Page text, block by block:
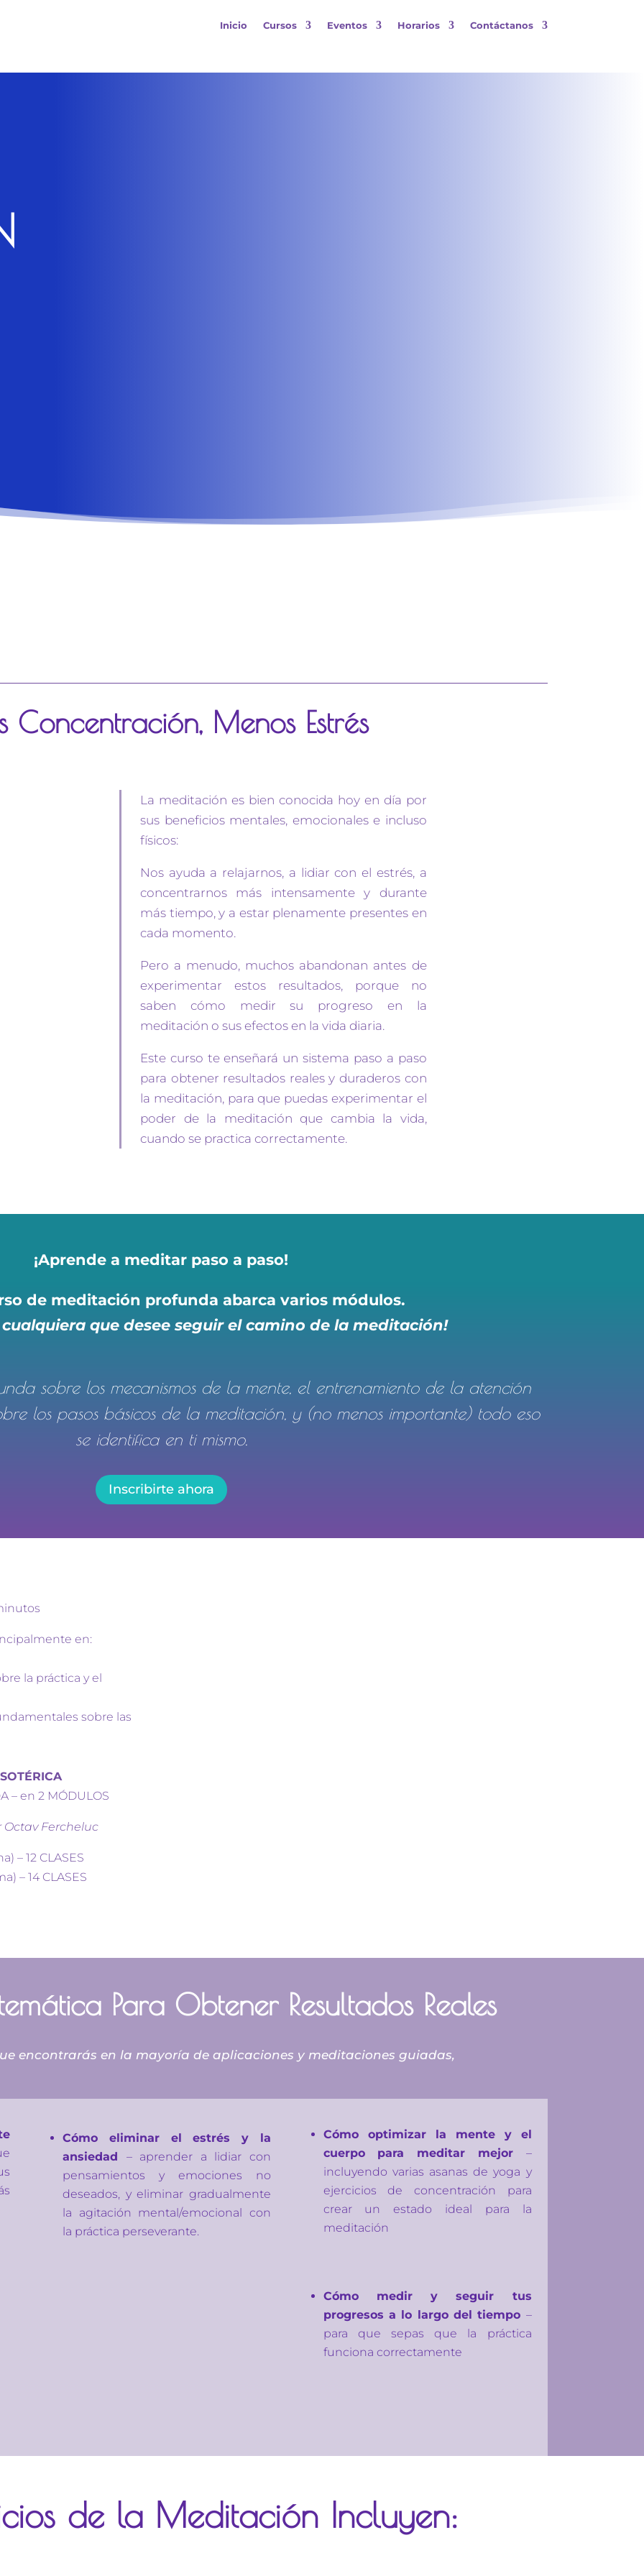
Inicio Cursos Eventos Horarios Contáctanos
Concentración, Menos Estrés
La meditación es bien conocida hoy en día por
sus beneficios mentales, emocionales e incluso
físicos:
Nos ayuda a relajarnos, a lidiar con el estrés, a
concentrarnos más intensamente y durante
más tiempo, y a estar plenamente presentes en
cada momento.
Pero a menudo, muchos abandonan antes de
experimentar estos resultados, porque no
saben cómo medir su progreso en la
meditación o sus efectos en la vida diaria.
Este curso te enseñará un sistema paso a paso
para obtener resultados reales y duraderos con
la meditación, para que puedas experimentar el
poder de la meditación que cambia la vida,
cuando se practica correctamente.
¡Aprende a meditar paso a paso!
de meditación profunda abarca varios módulos.
cualquiera que desee seguir el camino de la meditación!
sobre los mecanismos de la mente, el entrenamiento de la atención
los pasos básicos de la meditación, y (no menos importante) todo eso
se identifica en ti mismo.
Inscribirte ahora
en:
la práctica y el
sobre las
– en 2 MÓDULOS
Octav Fercheluc
– 12 CLASES
– 14 CLASES
Para Obtener Resultados Reales
encontrarás en la mayoría de aplicaciones y meditaciones guiadas,
Cómo eliminar el estrés y la
ansiedad – aprender a lidiar con
pensamientos y emociones no
deseados, y eliminar gradualmente
la agitación mental/emocional con
la práctica perseverante.
Cómo optimizar la mente y el
cuerpo para meditar mejor –
incluyendo varias asanas de yoga y
ejercicios de concentración para
crear un estado ideal para la
meditación
Cómo medir y seguir tus
progresos a lo largo del tiempo –
para que sepas que la práctica
funciona correctamente
de la Meditación Incluyen: